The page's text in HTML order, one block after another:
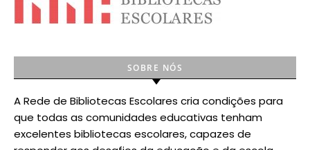
SOBRE NÓS
A Rede de Bibliotecas Escolares cria condições para
que todas as comunidades educativas tenham
excelentes bibliotecas escolares, capazes de